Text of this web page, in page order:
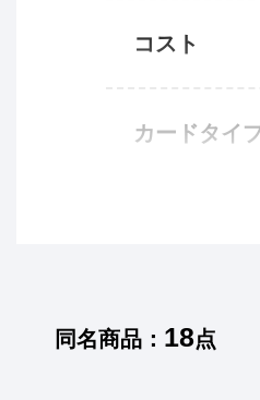
コスト
カードタイ
同名商品： 18点